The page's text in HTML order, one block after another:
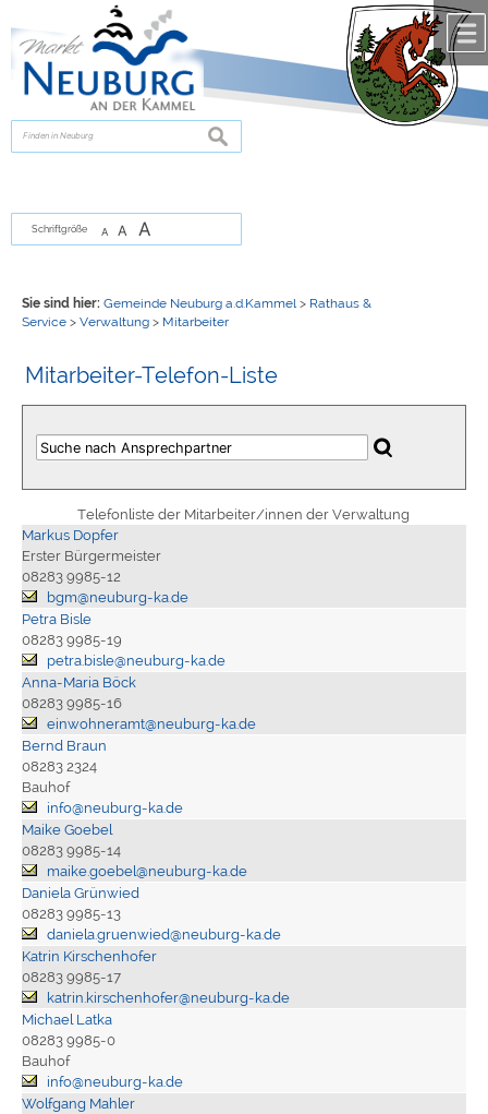
zur Navigationoder
springen.
suchen
Schriftgröße A A A
Sie sind hier: Gemeinde Neuburg a.d.Kammel > Rathaus &
Service> Verwaltung> Mitarbeiter
Mitarbeiter-Telefon-Liste
Telefonliste der Mitarbeiter/innen der Verwaltung
Markus Dopfer
Erster Bürgermeister
08283 9985-12
bgm@neuburg-ka.de
Petra Bisle
08283 9985-19
petra.bisle@neuburg-ka.de
Anna-Maria Böck
08283 9985-16
einwohneramt@neuburg-ka.de
Bernd Braun
08283 2324
Bauhof
info@neuburg-ka.de
Maike Goebel
08283 9985-14
maike.goebel@neuburg-ka.de
Daniela Grünwied
08283 9985-13
daniela.gruenwied@neuburg-ka.de
Katrin Kirschenhofer
08283 9985-17
katrin.kirschenhofer@neuburg-ka.de
Michael Latka
08283 9985-0
Bauhof
info@neuburg-ka.de
Wolfgang Mahler